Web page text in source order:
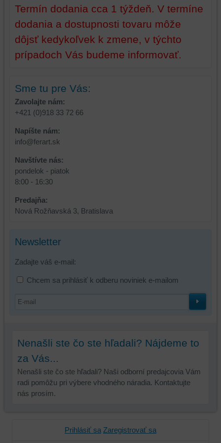
Termín dodania cca 1 týždeň. V termíne
dodania a dostupnosti tovaru môže
dôjsť kedykoľvek k zmene, v týchto
prípadoch Vás budeme informovať.
Sme tu pre Vás:
Zavolajte nám:
+421 (0)918 33 72 66
Napíšte nám:
info@ferart.sk
Navštívte nás:
pondelok - piatok
8:00 - 16:30
Predajňa:
Nová Rožňavská 3, Bratislava
Newsletter
Zadajte váš e-mail:
Chcem sa prihlásiť k odberu noviniek e-mailom
Nenašli ste čo ste hľadali? Nájdeme to
za Vás...
Nenašli ste čo ste hľadali? Naši odborní predajcovia Vám
radi pomôžu pri výbere vhodného náradia. Kontaktujte
nás prosím.
Prihlásiť sa Zaregistrovať sa
zážitku
prehliadania
a
zabezpečenia.
z
ukladať
niektoré
z
vašich
toho,
aby
ste
mali
používateľský
alebo
bez
prihlásenia,
skripty
a/alebo
strán,
widgety
atď.